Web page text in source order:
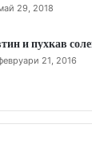
29, 2018
и пухкав
21, 2016